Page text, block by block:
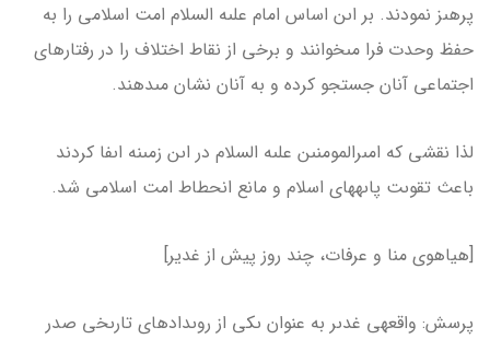
پرهىز نمودند. بر اىن اساس امام علىه السلام امت اسلامى را به
حفظ وحدت فرا مى­خوانند و برخى از نقاط اختلاف را در رفتارهاى
اجتماعى آنان جستجو كرده و به آنان نشان مى­دهند.
لذا نقشى كه امىرالمومنىن علىه السلام در اىن زمىنه اىفا كردند
باعث تقوىت پاىه­هاى اسلام و مانع انحطاط امت اسلامى شد.
[هیاهوی منا و عرفات، چند روز پیش از غدیر]
پرسش: واقعه­ى غدىر به عنوان ىكى از روىدادهاى تارىخى صدر